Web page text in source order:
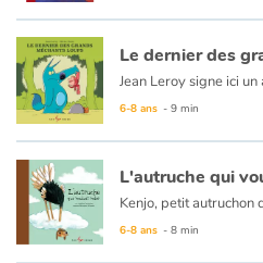
Accueil
Famille
Écoles
Médiathèques
Vidéos & Tutoriaux
Le dernier des
6-8 ans - 9 min
L'autruche qui
6-8 ans - 8 min